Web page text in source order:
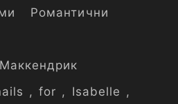
Романтични
, for , Isabelle ,